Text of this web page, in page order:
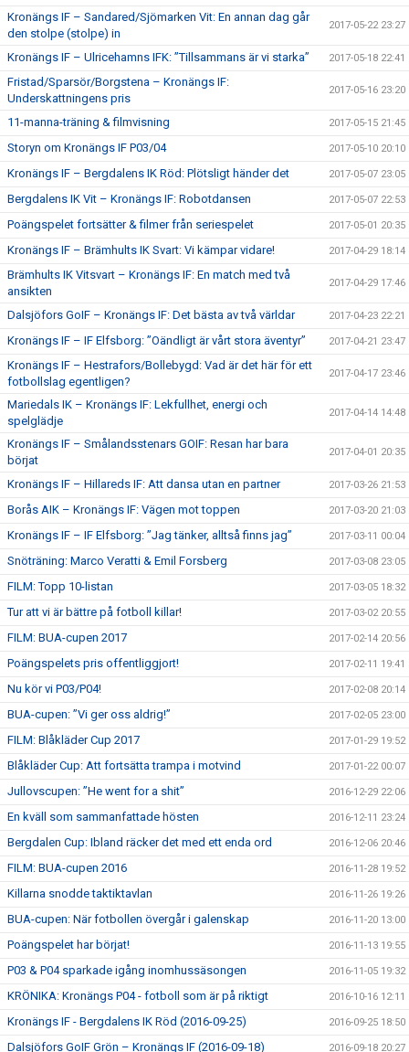
Kronängs IF – Sandared/Sjömarken Vit: En annan dag går
den stolpe (stolpe) in
2017-05-22 23:27
Kronängs IF – Ulricehamns IFK: ”Tillsammans är vi starka” 2017-05-18 22:41
Fristad/Sparsör/Borgstena – Kronängs IF:
Underskattningens pris
2017-05-16 23:20
11-manna-träning & filmvisning 2017-05-15 21:45
Storyn om Kronängs IF P03/04 2017-05-10 20:10
Kronängs IF – Bergdalens IK Röd: Plötsligt händer det 2017-05-07 23:05
Bergdalens IK Vit – Kronängs IF: Robotdansen 2017-05-07 22:53
Poängspelet fortsätter & filmer från seriespelet 2017-05-01 20:35
Kronängs IF – Brämhults IK Svart: Vi kämpar vidare! 2017-04-29 18:14
Brämhults IK Vitsvart – Kronängs IF: En match med två
ansikten
2017-04-29 17:46
Dalsjöfors GoIF – Kronängs IF: Det bästa av två världar 2017-04-23 22:21
Kronängs IF – IF Elfsborg: ”Oändligt är vårt stora äventyr” 2017-04-21 23:47
Kronängs IF – Hestrafors/Bollebygd: Vad är det här för ett
fotbollslag egentligen?
2017-04-17 23:46
Mariedals IK – Kronängs IF: Lekfullhet, energi och
spelglädje
2017-04-14 14:48
Kronängs IF – Smålandsstenars GOIF: Resan har bara
börjat
2017-04-01 20:35
Kronängs IF – Hillareds IF: Att dansa utan en partner 2017-03-26 21:53
Borås AIK – Kronängs IF: Vägen mot toppen 2017-03-20 21:03
Kronängs IF – IF Elfsborg: ”Jag tänker, alltså finns jag” 2017-03-11 00:04
Snöträning: Marco Veratti & Emil Forsberg 2017-03-08 23:05
FILM: Topp 10-listan 2017-03-05 18:32
Tur att vi är bättre på fotboll killar! 2017-03-02 20:55
FILM: BUA-cupen 2017 2017-02-14 20:56
Poängspelets pris offentliggjort! 2017-02-11 19:41
Nu kör vi P03/P04! 2017-02-08 20:14
BUA-cupen: ”Vi ger oss aldrig!” 2017-02-05 23:00
FILM: Blåkläder Cup 2017 2017-01-29 19:52
Blåkläder Cup: Att fortsätta trampa i motvind 2017-01-22 00:07
Jullovscupen: ”He went for a shit” 2016-12-29 22:06
En kväll som sammanfattade hösten 2016-12-11 23:24
Bergdalen Cup: Ibland räcker det med ett enda ord 2016-12-06 20:46
FILM: BUA-cupen 2016 2016-11-28 19:52
Killarna snodde taktiktavlan 2016-11-26 19:26
BUA-cupen: När fotbollen övergår i galenskap 2016-11-20 13:00
Poängspelet har börjat! 2016-11-13 19:55
P03 & P04 sparkade igång inomhussäsongen 2016-11-05 19:32
KRÖNIKA: Kronängs P04 - fotboll som är på riktigt 2016-10-16 12:11
Kronängs IF - Bergdalens IK Röd (2016-09-25) 2016-09-25 18:50
Dalsjöfors GoIF Grön – Kronängs IF (2016-09-18) 2016-09-18 20:27